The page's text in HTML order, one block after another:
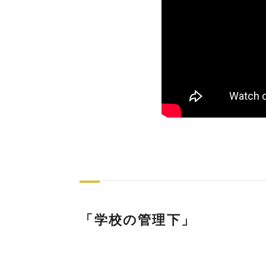
「学校の管理下」